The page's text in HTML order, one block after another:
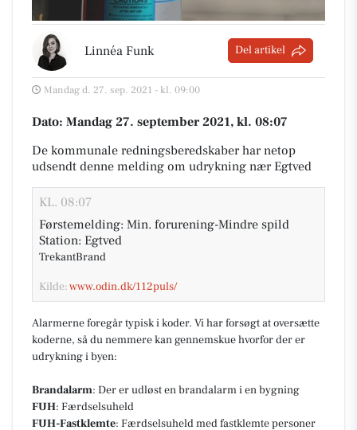
Linnéa Funk Del artikel
Mandag d. 27. sep. 2021 - kl. 09:00
Dato: Mandag 27. september 2021, kl. 08:07
De kommunale redningsberedskaber har netop
udsendt denne melding om udrykning nær Egtved
KL. 08:07
Førstemelding: Min. forurening-Mindre spild
Station: Egtved
TrekantBrand
Kilde:www.odin.dk/112puls/
Alarmerne foregår typisk i koder. Vi har forsøgt at oversætte
koderne, så du nemmere kan gennemskue hvorfor der er
udrykning i byen:
Brandalarm: Der er udløst en brandalarm i en bygning
FUH: Færdselsuheld
FUH-Fastklemte: Færdselsuheld med fastklemte personer